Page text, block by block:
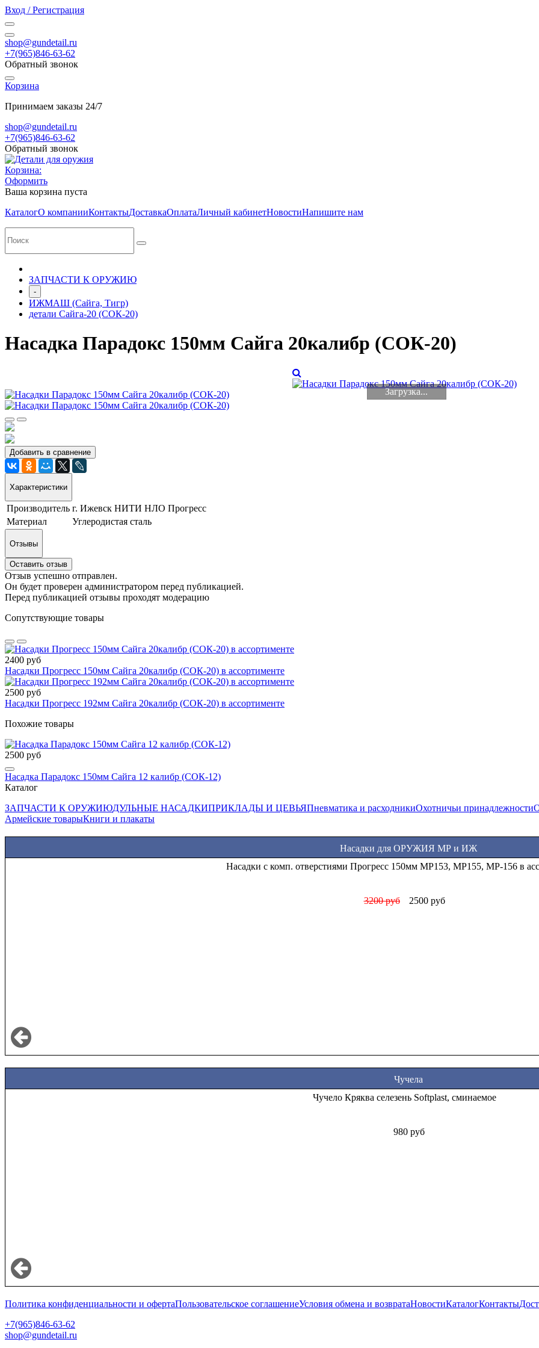
Вход / Регистрация
shop@gundetail.ru
+7(965)846-63-62
Обратный звонок
Корзина
Принимаем заказы 24/7
shop@gundetail.ru
+7(965)846-63-62
Обратный звонок
Корзина:
Оформить
Ваша корзина пуста
КаталогО компанииКонтактыДоставкаОплатаЛичный кабинетНовостиНапишите нам
ЗАПЧАСТИ К ОРУЖИЮ
-
ИЖМАШ (Сайга, Тигр)
детали Сайга-20 (СОК-20)
Насадка Парадокс 150мм Сайга 20калибр (СОК-20)
Загрузка...
Добавить в сравнение
Характеристики
Производитель г. Ижевск НИТИ НЛО Прогресс
Материал
Углеродистая сталь
Отзывы
Оставить отзыв
Отзыв успешно отправлен.
Он будет проверен администратором перед публикацией.
Перед публикацией отзывы проходят модерацию
Сопутствующие товары
2400 руб
Насадки Прогресс 150мм Сайга 20калибр (СОК-20) в ассортименте
2500 руб
Насадки Прогресс 192мм Сайга 20калибр (СОК-20) в ассортименте
Похожие товары
2500 руб
Насадка Парадокс 150мм Сайга 12 калибр (СОК-12)
Каталог
ЗАПЧАСТИ К ОРУЖИЮДУЛЬНЫЕ НАСАДКИПРИКЛАДЫ И ЦЕВЬЯПневматика и расходникиОхотничьи принадлежности
Армейские товарыКниги и плакаты
Насадки для ОРУЖИЯ МР и ИЖ
Насадки с комп. отверстиями Прогресс 150мм МР153, МР155, МР-156 в
3200 руб 2500 руб
Чучела
Чучело Кряква селезень Softplast, сминаемое
980 руб
Политика конфиденциальности и офертаПользовательское соглашениеУсловия обмена и возвратаНовостиКаталогКонтакты
+7(965)846-63-62
shop@gundetail.ru